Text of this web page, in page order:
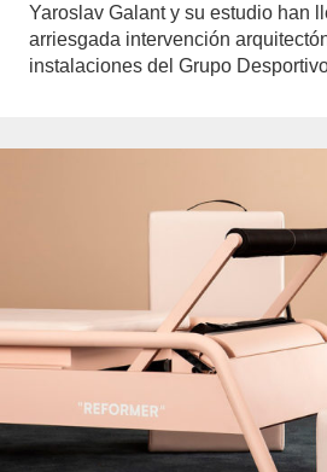
Yaroslav Galant y su estudio han
arriesgada intervención
instalaciones del Grupo